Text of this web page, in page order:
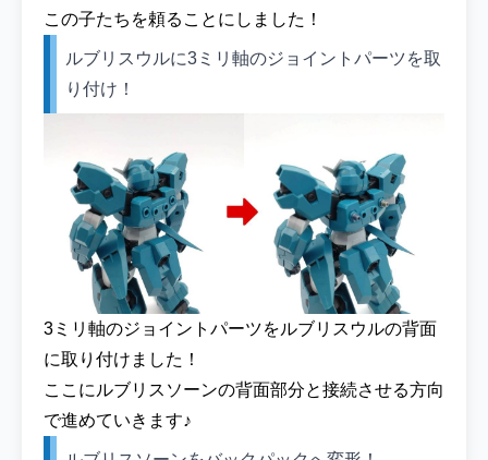
この子たちを頼ることにしました！
ルブリスウルに3ミリ軸のジョイントパーツを取
り付け！
3ミリ軸のジョイントパーツをルブリスウルの背面
に取り付けました！
ここにルブリスソーンの背面部分と接続させる方向
で進めていきます♪